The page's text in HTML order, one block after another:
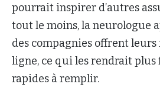
pourrait inspirer d’autres
tout le moins, la neurologue
des compagnies offrent
ligne, ce qui les rendrait plus
rapides à remplir.